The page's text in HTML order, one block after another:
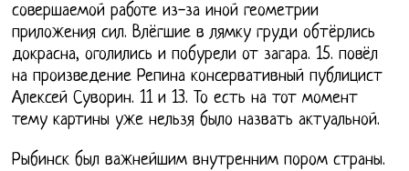
совершаемой работе из-за иной геометрии
приложения сил. Влёгшие в лямку груди обтёрлись
докрасна, оголились и побурели от загара. 15. повёл
на произведение Репина консервативный публицист
Алексей Суворин. 11 и 13. То есть на тот момент
тему картины уже нельзя было назвать актуальной.
Рыбинск был важнейшим внутренним пором страны.